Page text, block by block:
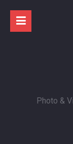
Photo &